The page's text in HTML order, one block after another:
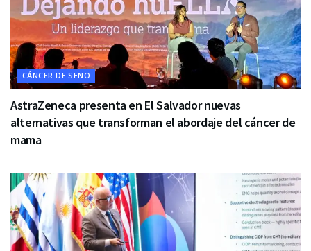
CÁNCER DE SENO
AstraZeneca presenta en El Salvador nuevas
alternativas que transforman el abordaje del cáncer de
mama